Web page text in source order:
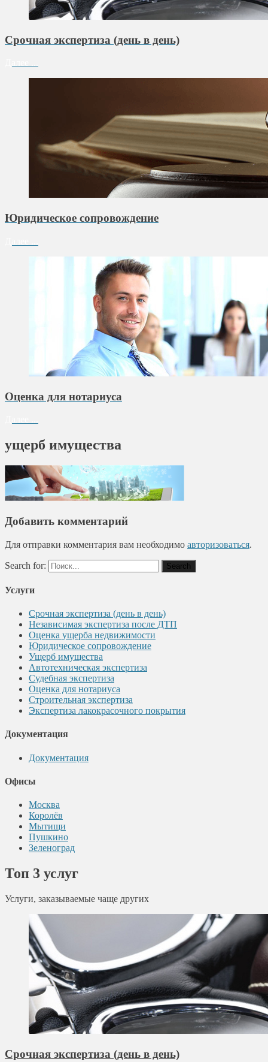
Срочная экспертиза (день в день)
Юридическое сопровождение
Оценка для нотариуса
ущерб имущества
Добавить комментарий
Для отправки комментария вам необходимо авторизоваться.
Search for:
Услуги
Срочная экспертиза (день в день)
Независимая экспертиза после ДТП
Оценка ущерба недвижимости
Юридическое сопровождение
Ущерб имущества
Автотехническая экспертиза
Судебная экспертиза
Оценка для нотариуса
Строительная экспертиза
Экспертиза лакокрасочного покрытия
Документация
Документация
Офисы
Москва
Королёв
Мытищи
Пушкино
Зеленоград
Топ 3 услуг
Услуги, заказываемые чаще других
Срочная экспертиза (день в день)